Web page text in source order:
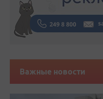
Важные новости